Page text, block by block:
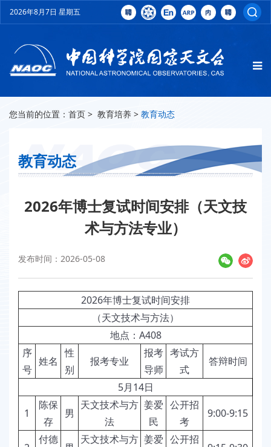
2026年8月7日 星期五
您当前的位置： 首页 > 教育培养 > 教育动态
教育动态
2026年博士复试时间安排（天文技
术与方法专业）
发布时间：2026-05-08
2026年博士复试时间安排
（天文技术与方法）
地点：A408
序
号
姓名
性
别
报考专业
报考
导师
考试方
式
答辩时间
5月14日
1
陈保
存
男
天文技术与方
法
姜爱
民
公开招
考
9:00-9:15
付德
天文技术与方 姜爱 公开招